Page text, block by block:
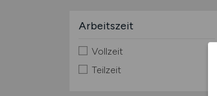
Arbeitszeit
Vollzeit
Teilzeit